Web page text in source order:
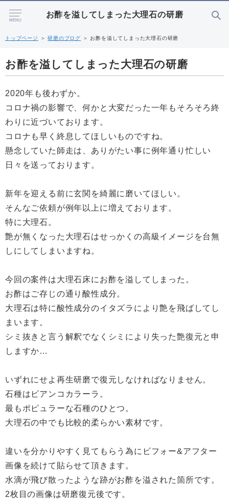
お酢を溢してしまった大理石の研磨
MENU
トップページ ＞研磨のブログ ＞ お酢を溢してしまった大理石の研磨
お酢を溢してしまった大理石の研磨
2020年も後わずか。
コロナ禍の影響で、何かと大変だった一年もそろそろ終
わりに近づいております。
コロナも早く終息してほしいものですね。
懸念していた師走は、ありがたい事に例年通り忙しい
日々を送っております。
新年を迎える前に玄関を綺麗に磨いてほしい。
そんなご依頼が例年以上に増えております。
特に大理石。
艶が無くなった大理石はせっかくの高級イメージを台無
しにしてしまいますね。
今回の案件は大理石床にお酢を溢してしまった。
お酢はご存じの通り酸性成分。
大理石は特に酸性成分のイタズラにより艶を飛ばしてし
まいます。
シミ抜きと言う解釈でなくシミにより失った艶復元と申
しますか…
いずれにせよ再生研磨で復元しなければなりません。
石種はビアンコカラーラ。
最もポピュラーな石種のひとつ。
大理石の中でも比較的柔らかい素材です。
違いを分かりやすく見てもらう為にビフォー&アフター
画像を続けて貼らせて頂きます。
水滴が飛び散ったような跡がお酢を溢された箇所です。
2枚目の画像は研磨復元後です。